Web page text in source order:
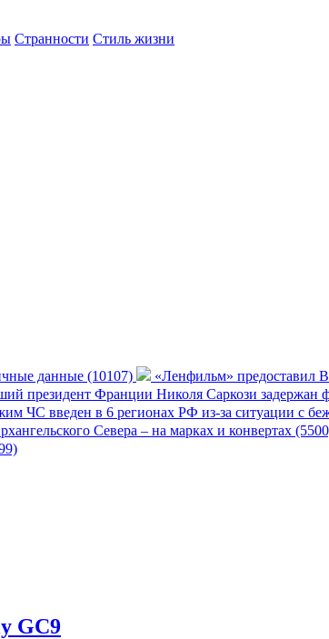
Странности Стиль жизни
данные (10107)
«Ленфильм» предоставил
президент Франции Николя Саркози задержан
ЧС введен в 6 регионах РФ из-за ситуации с
Севера – на марках и конвертах
GC9